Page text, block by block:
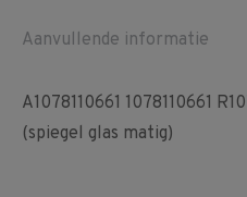
Aanvullende informatie
A1078110661 1078110661
(spiegel glas matig)